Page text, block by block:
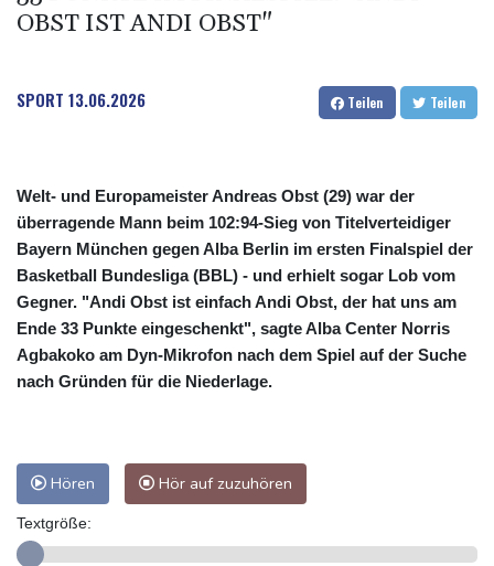
Leipzig
OBST IST ANDI OBST"
SPORT 13.06.2026 Teilen Teilen
Welt- und Europameister Andreas Obst (29) war der
überragende Mann beim 102:94-Sieg von Titelverteidiger
Bayern München gegen Alba Berlin im ersten Finalspiel der
Basketball Bundesliga (BBL) - und erhielt sogar Lob vom
Gegner. "Andi Obst ist einfach Andi Obst, der hat uns am
Ende 33 Punkte eingeschenkt", sagte Alba Center Norris
Agbakoko am Dyn-Mikrofon nach dem Spiel auf der Suche
nach Gründen für die Niederlage.
Hören Hör auf zuzuhören
Textgröße: